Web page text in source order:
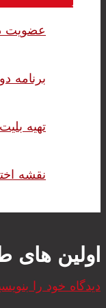
عضویت
برنامه
تهیه
نقشه
اولین های
دیدگاه‌ خود را